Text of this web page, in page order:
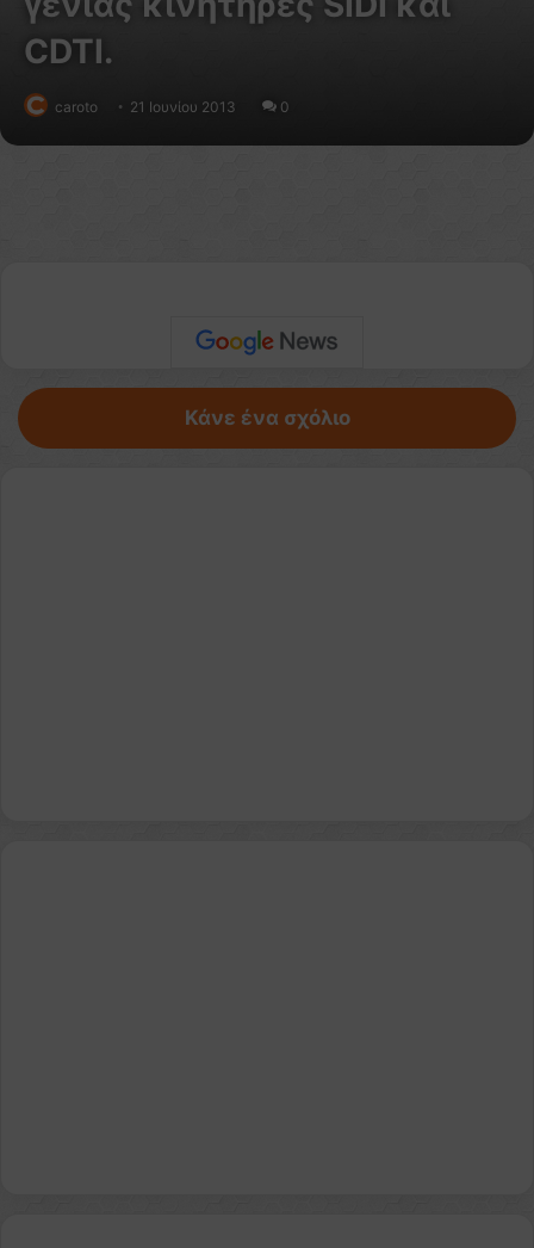
CDTI.
caroto 21 Ιουνίου 2013 0
Κάνε ένα σχόλιο